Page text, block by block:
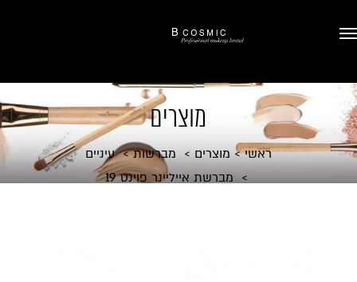
מוצרים
ראשי מוצרים מברשות
עיניים
מברשת אייליינר פוינט 19